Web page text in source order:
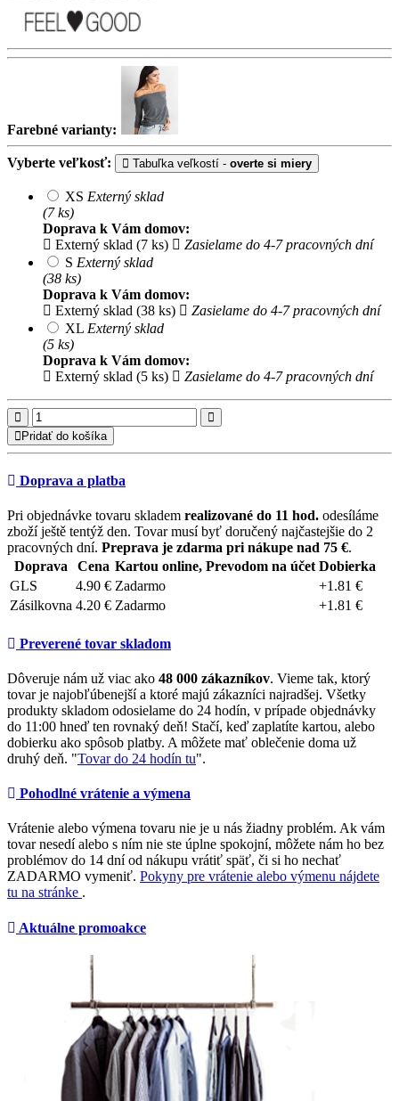
Farebné varianty:
Vyberte veľkosť: Tabuľka veľkostí - overte si miery
XS Externý sklad
(7 ks)
Doprava k Vám domov:
Externý sklad (7 ks)
Zasielame do 4-7 pracovných dní
S Externý sklad
(38 ks)
Doprava k Vám domov:
Externý sklad (38 ks)
Zasielame do 4-7 pracovných dní
XL Externý sklad
(5 ks)
Doprava k Vám domov:
Externý sklad (5 ks)
Zasielame do 4-7 pracovných dní
Pridať do košíka
Doprava a platba
Pri objednávke tovaru skladem realizované do 11 hod. odesíláme
zboží ještě tentýž den. Tovar musí byť doručený najčastejšie do 2
pracovných dní. Preprava je zdarma pri nákupe nad 75 €.
Doprava
Cena Kartou online, Prevodom na účet Dobierka
GLS
4.90 € Zadarmo
+1.81 €
Zásilkovna 4.20 € Zadarmo +1.81 €
Preverené tovar skladom
Dôveruje nám už viac ako 48 000 zákazníkov. Vieme tak, ktorý
tovar je najobľúbenejší a ktoré majú zákazníci najradšej. Všetky
produkty skladom odosielame do 24 hodín, v prípade objednávky
do 11:00 hneď ten rovnaký deň! Stačí, keď zaplatíte kartou, alebo
dobierku ako spôsob platby. A môžete mať oblečenie doma už
druhý deň. "Tovar do 24 hodín tu".
Pohodlné vrátenie a výmena
Vrátenie alebo výmena tovaru nie je u nás žiadny problém. Ak vám
tovar nesedí alebo s ním nie ste úplne spokojní, môžete nám ho bez
problémov do 14 dní od nákupu vrátiť späť, či si ho nechať
ZADARMO vymeniť. Pokyny pre vrátenie alebo výmenu nájdete
tu na stránke .
Aktuálne promoakce